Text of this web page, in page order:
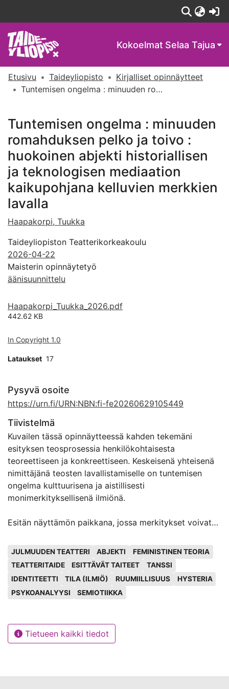
Kokoelmat Selaa Tajua
Etusivu Taideyliopisto
Kirjalliset opinnäytteet
Tuntemisen ongelma : minuuden romahduksen pelko ja toivo : huokoinen abjekti historiallisen ja teknologisen mediaation kaikupohjana kelluvien merkkien lavalla
Tuntemisen ongelma : minuuden
romahduksen pelko ja toivo :
huokoinen abjekti historiallisen
ja teknologisen mediaation
kaikupohjana kelluvien merkkien
lavalla
Haapakorpi, Tuukka
Taideyliopiston Teatterikorkeakoulu
2026-04-22
Maisterin opinnäytetyö
äänisuunnittelu
Haapakorpi_Tuukka_2026.pdf
442.62 KB
In Copyright 1.0
Lataukset 17
Pysyvä osoite
https://urn.fi/URN:NBN:fi-fe20260629105449
Tiivistelmä
Kuvailen tässä opinnäytteessä kahden tekemäni
esityksen teosprosessia henkilökohtaisesta
teoreettiseen ja konkreettiseen. Keskeisenä yhteisenä
nimittäjänä teosten lavallistamiselle on tuntemisen
ongelma kulttuurisena ja aistillisesti
monimerkityksellisenä ilmiönä.
Esitän näyttämön paikkana, jossa merkitykset voivat
pakosta, joka dominoi ulkoista ja sisäistä järjestystä,
lavaa ja kehollisen kokemuksen jäsentymistä.
Kirjoitan opinnäytteeni alaotsikossa minuuden
romahtamisen pelosta ja toivosta. Tämä liittyy abjektin
Kristevan mukaan subjektin muodostumiselle
välttämättömänä, mutta myös sen yhtenäisyyttä
JULMUUDEN TEATTERI ABJEKTI
FEMINISTINEN TEORIA
TEATTERITAIDE
ESITTÄVÄT TAITEET
TANSSI
IDENTITEETTI
TILA (ILMIÖ) RUUMIILLISUUS
HYSTERIA
PSYKOANALYYSI
SEMIOTIIKKA
Tietueen kaikki tiedot